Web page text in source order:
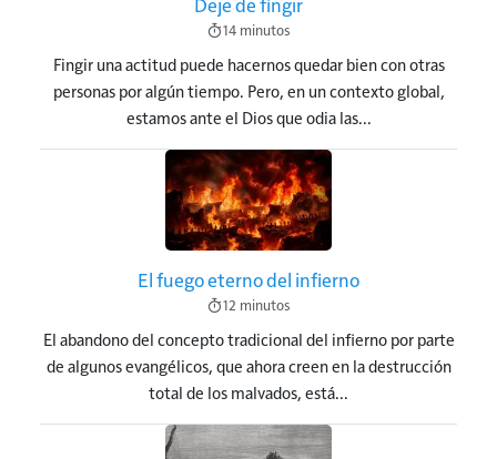
14 minutos
Fingir una actitud puede hacernos quedar bien con otras
personas por algún tiempo. Pero, en un contexto global,
estamos ante el Dios que odia las...
Imagen
El fuego eterno del infierno
12 minutos
El abandono del concepto tradicional del infierno por parte
de algunos evangélicos, que ahora creen en la destrucción
total de los malvados, está...
Imagen